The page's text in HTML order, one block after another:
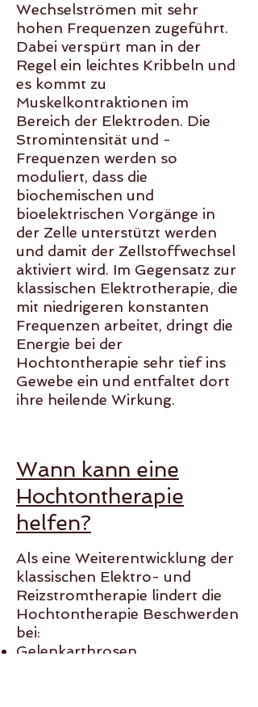
Wechselströmen mit sehr
hohen Frequenzen zugeführt.
Dabei verspürt man in der
Regel ein leichtes Kribbeln und
es kommt zu
Muskelkontraktionen im
Bereich der Elektroden. Die
Stromintensität und -
Frequenzen werden so
moduliert, dass die
biochemischen und
bioelektrischen Vorgänge in
der Zelle unterstützt werden
und damit der Zellstoffwechsel
aktiviert wird. Im Gegensatz zur
klassischen Elektrotherapie, die
mit niedrigeren konstanten
Frequenzen arbeitet, dringt die
Energie bei der
Hochtontherapie sehr tief ins
Gewebe ein und entfaltet dort
ihre heilende Wirkung.
Wann kann eine
Hochtontherapie
helfen?
Als eine Weiterentwicklung der
klassischen Elektro- und
Reizstromtherapie lindert die
Hochtontherapie Beschwerden
bei:
Gelenkarthrosen